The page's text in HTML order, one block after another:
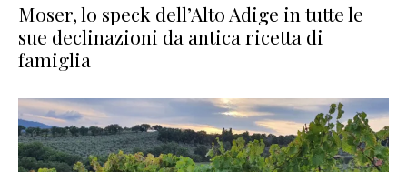
Moser, lo speck dell’Alto Adige in tutte le
sue declinazioni da antica ricetta di
famiglia